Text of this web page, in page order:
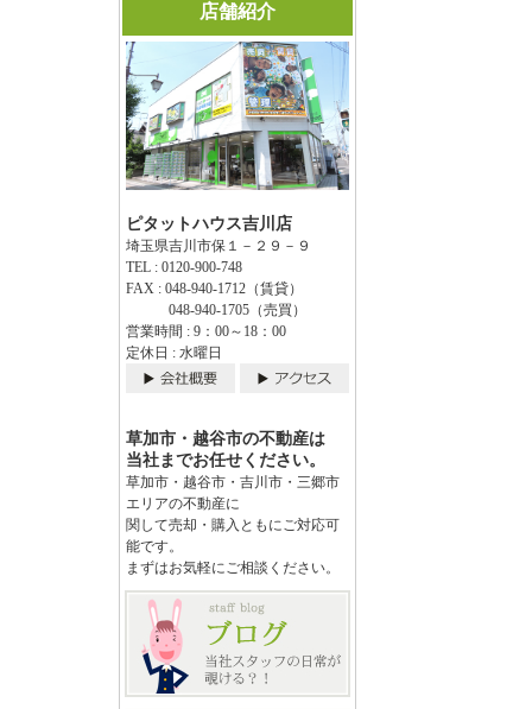
店舗紹介
ピタットハウス吉川店
埼玉県吉川市保１－２９－９
TEL : 0120-900-748
FAX : 048-940-1712（賃貸）
048-940-1705（売買）
営業時間 : 9：00～18：00
定休日 : 水曜日
草加市・越谷市の不動産は
当社までお任せください。
草加市・越谷市・吉川市・三郷市
エリアの不動産に
関して売却・購入ともにご対応可
能です。
まずはお気軽にご相談ください。